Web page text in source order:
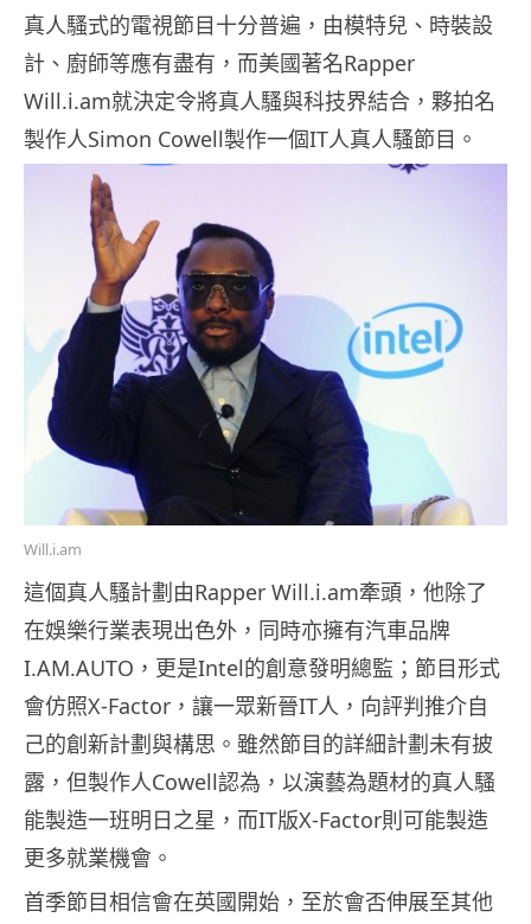
真人騷式的電視節目十分普遍，由模特兒、時裝設
計、廚師等應有盡有，而美國著名Rapper
Will.i.am就決定令將真人騷與科技界結合，夥拍名
製作人Simon Cowell製作一個IT人真人騷節目。
Will.i.am
這個真人騷計劃由Rapper Will.i.am牽頭，他除了
在娛樂行業表現出色外，同時亦擁有汽車品牌
I.AM.AUTO，更是Intel的創意發明總監；節目形式
會仿照X-Factor，讓一眾新晉IT人，向評判推介自
己的創新計劃與構思。雖然節目的詳細計劃未有披
露，但製作人Cowell認為，以演藝為題材的真人騷
能製造一班明日之星，而IT版X-Factor則可能製造
更多就業機會。
首季節目相信會在英國開始，至於會否伸展至其他